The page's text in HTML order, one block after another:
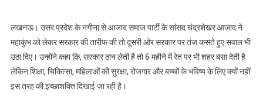
लेकर
सांसद
चंद्रशेखर
आजाद
लखनऊ। उत्तर प्रदेश के नगीना से आजाद समाज पार्टी के सांसद चंद्रशेखर आजाद ने
महाकुंभ को लेकर सरकार की तारीफ की तो दूसरी ओर सरकार पर तंज कसते हुए सवाल भी
उठा दिए। उन्होंने कहा कि, सरकार ठान लेती है तो 6 महीने में रेत पर भी शहर बसा देती है
लेकिन शिक्षा, चिकित्सा, महिलाओं की सुरक्षा, रोजगार और बच्चों के भविष्य के लिए क्यों नहीं
इस तरह की इच्छाशक्ति दिखाई जा रही है।